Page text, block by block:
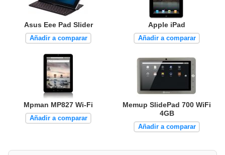
Asus Eee Pad Slider
Añadir a comparar
Apple iPad
Añadir a comparar
Mpman MP827 Wi-Fi
Añadir a comparar
Memup SlidePad 700 WiFi
4GB
Añadir a comparar